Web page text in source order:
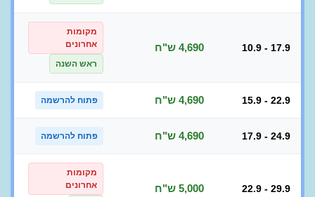
10.9 - 17.9 4,690 ש"ח
מקומות
אחרונים
ראש השנה
15.9 - 22.9 4,690 ש"ח פתוח להרשמה
17.9 - 24.9 4,690 ש"ח פתוח להרשמה
22.9 - 29.9 5,000 ש"ח
מקומות
אחרונים